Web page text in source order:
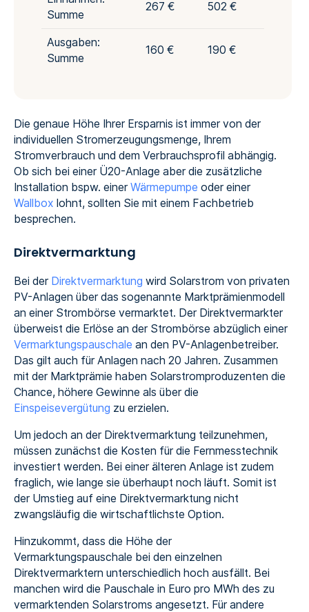
Summe
267 € 502 €
Ausgaben:
Summe
160 € 190 €
Die genaue Höhe Ihrer Ersparnis ist immer von der
individuellen Stromerzeugungsmenge, Ihrem
Stromverbrauch und dem Verbrauchsprofil abhängig.
Ob sich bei einer Ü20-Anlage aber die zusätzliche
Installation bspw. einer Wärmepumpe oder einer
Wallbox lohnt, sollten Sie mit einem Fachbetrieb
besprechen.
Direktvermarktung
Bei der Direktvermarktung wird Solarstrom von privaten
PV-Anlagen über das sogenannte Marktprämienmodell
an einer Strombörse vermarktet. Der Direktvermarkter
überweist die Erlöse an der Strombörse abzüglich einer
Vermarktungspauschale an den PV-Anlagenbetreiber.
Das gilt auch für Anlagen nach 20 Jahren. Zusammen
mit der Marktprämie haben Solarstromproduzenten die
Chance, höhere Gewinne als über die
Einspeisevergütung zu erzielen.
Um jedoch an der Direktvermarktung teilzunehmen,
müssen zunächst die Kosten für die Fernmesstechnik
investiert werden. Bei einer älteren Anlage ist zudem
fraglich, wie lange sie überhaupt noch läuft. Somit ist
der Umstieg auf eine Direktvermarktung nicht
zwangsläufig die wirtschaftlichste Option.
Hinzukommt, dass die Höhe der
Vermarktungspauschale bei den einzelnen
Direktvermarktern unterschiedlich hoch ausfällt. Bei
manchen wird die Pauschale in Euro pro MWh des zu
vermarktenden Solarstroms angesetzt. Für andere